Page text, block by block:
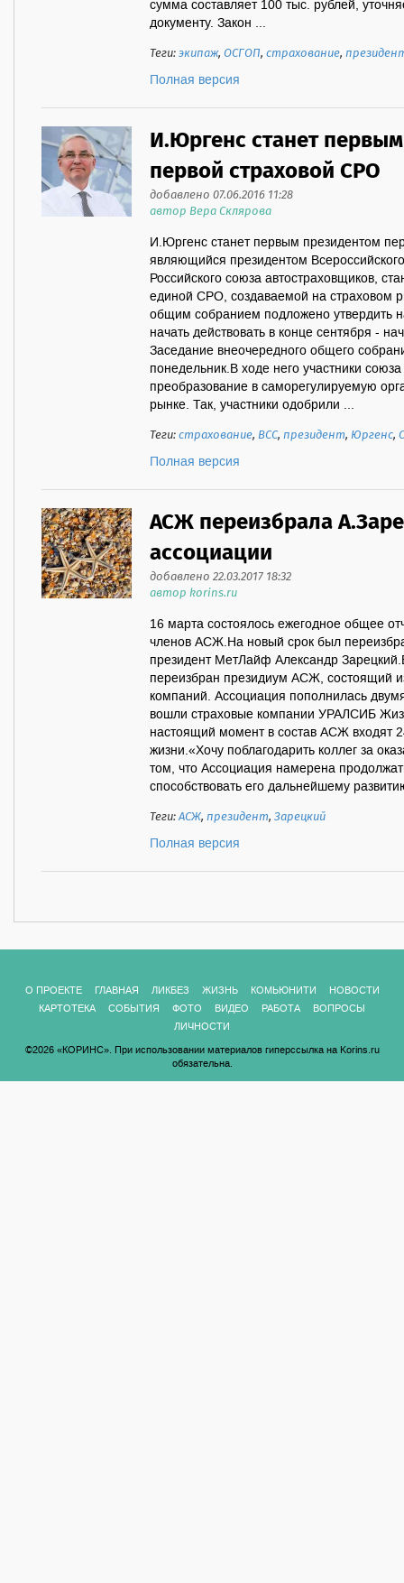
сумма составляет 100 тыс. рублей,
документу. Закон ...
Теги:экипаж,ОСГОП,страхование,
Полная версия
И.Юргенс станет
первой страховой СРО
добавлено 07.06.2016 11:28
автор Вера Склярова
И.Юргенс станет первым президентом
являющийся президентом
Российского союза автостраховщиков,
единой СРО, создаваемой на страховом
общим собранием подложено утвердить
начать действовать в конце сентября
Заседание внеочередного общего
понедельник.В ходе него участники
преобразование в саморегулируемую
рынке. Так, участники одобрили ...
Теги:страхование, ВСС,президент, Юргенс,
Полная версия
АСЖ переизбрала
ассоциации
добавлено 22.03.2017 18:32
автор korins.ru
16 марта состоялось ежегодное общее
членов АСЖ.На новый срок был
президент МетЛайф Александр
переизбран президиум АСЖ, состоящий
компаний. Ассоциация пополнилась
вошли страховые компании УРАЛСИБ
настоящий момент в состав АСЖ входят
жизни.«Хочу поблагодарить коллег за
том, что Ассоциация намерена
способствовать его дальнейшему
Теги:АСЖ,президент,Зарецкий
Полная версия
О ПРОЕКТЕ ГЛАВНАЯ ЛИКБЕЗ ЖИЗНЬ КОМЬЮНИТИ
НОВОСТИ
КАРТОТЕКА
СОБЫТИЯ ФОТО ВИДЕО РАБОТА
ВОПРОСЫ
ЛИЧНОСТИ
©2026 «КОРИНС». При использовании материалов гиперссылка на Korins.ru
обязательна.